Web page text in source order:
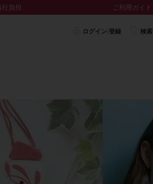
負担 ご利用ガイド
ログイン/登録 検索